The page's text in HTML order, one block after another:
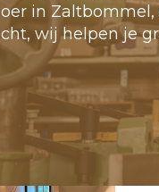
in
wij helpen je